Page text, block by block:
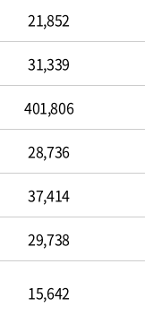
21,852
31,339
401,806
28,736
37,414
29,738
15,642